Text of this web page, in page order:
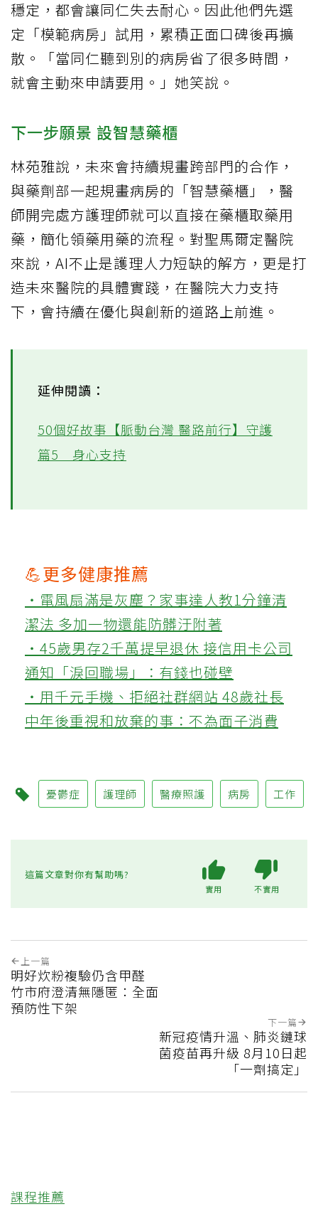
穩定，都會讓同仁失去耐心。因此他們先選
定「模範病房」試用，累積正面口碑後再擴
散。「當同仁聽到別的病房省了很多時間，
就會主動來申請要用。」她笑說。
下一步願景 設智慧藥櫃
林苑雅說，未來會持續規畫跨部門的合作，
與藥劑部一起規畫病房的「智慧藥櫃」，醫
師開完處方護理師就可以直接在藥櫃取藥用
藥，簡化領藥用藥的流程。對聖馬爾定醫院
來說，AI不止是護理人力短缺的解方，更是打
造未來醫院的具體實踐，在醫院大力支持
下，會持續在優化與創新的道路上前進。
延伸閱讀：
50個好故事【脈動台灣 醫路前行】守護
篇5＿身心支持
💪更多健康推薦
‧電風扇滿是灰塵？家事達人教1分鐘清
潔法 多加一物還能防髒汙附著
‧45歲男存2千萬提早退休 接信用卡公司
通知「淚回職場」：有錢也碰壁
‧用千元手機、拒絕社群網站 48歲社長
中年後重視和放棄的事：不為面子消費
憂鬱症 護理師 醫療照護 病房 工作
這篇文章對你有幫助嗎?
實用 不實用
上一篇
明好炊粉複驗仍含甲醛
竹市府澄清無隱匿：全面
預防性下架
下一篇
新冠疫情升溫、肺炎鏈球
菌疫苗再升級 8月10日起
「一劑搞定」
課程推薦